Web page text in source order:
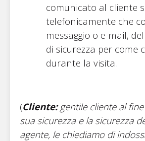
comunicato al cliente
telefonicamente che
messaggio o e-mail,
di sicurezza per come
durante la visita.
(Cliente: gentile cliente al
sua sicurezza e la sicurezza
agente, le chiediamo di